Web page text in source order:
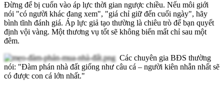
Đừng để bị cuốn vào áp lực thời gian ngược chiều. Nếu môi giới
nói "có người khác đang xem", "giá chỉ giữ đến cuối ngày", hãy
bình tĩnh đánh giá. Áp lực giả tạo thường là chiêu trò để bạn quyết
định vội vàng. Một thương vụ tốt sẽ không biến mất chỉ sau một
đêm.
Các chuyên gia BĐS thường
nói: "Đàm phán nhà đất giống như câu cá – người kiên nhẫn nhất sẽ
có được con cá lớn nhất."